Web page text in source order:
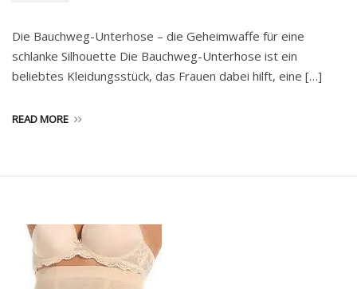
Die Bauchweg-Unterhose – die Geheimwaffe für eine
schlanke Silhouette Die Bauchweg-Unterhose ist ein
beliebtes Kleidungsstück, das Frauen dabei hilft, eine […]
READ MORE